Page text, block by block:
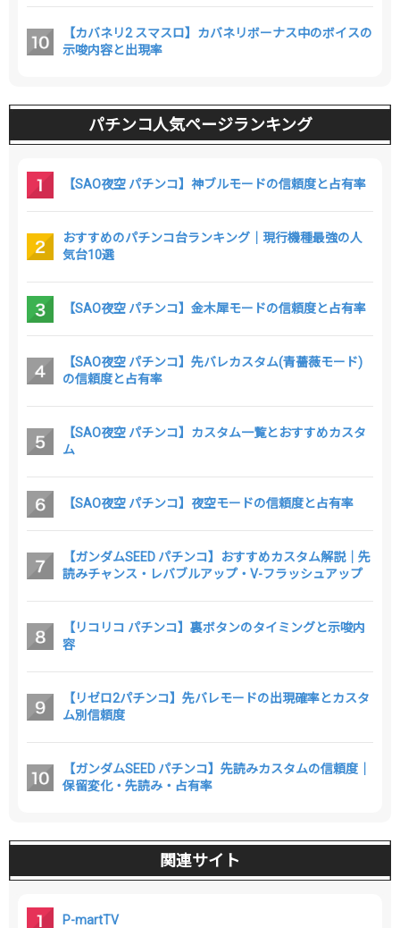
【カバネリ2 スマスロ】カバネリボーナス中のボイスの
示唆内容と出現率
パチンコ人気ページランキング
【SAO夜空 パチンコ】神ブルモードの信頼度と占有率
おすすめのパチンコ台ランキング｜現行機種最強の人
気台10選
【SAO夜空 パチンコ】金木犀モードの信頼度と占有率
【SAO夜空 パチンコ】先バレカスタム(青薔薇モード)
の信頼度と占有率
【SAO夜空 パチンコ】カスタム一覧とおすすめカスタ
ム
【SAO夜空 パチンコ】夜空モードの信頼度と占有率
【ガンダムSEED パチンコ】おすすめカスタム解説｜先
読みチャンス・レバブルアップ・V-フラッシュアップ
【リコリコ パチンコ】裏ボタンのタイミングと示唆内
容
【リゼロ2パチンコ】先バレモードの出現確率とカスタ
ム別信頼度
【ガンダムSEED パチンコ】先読みカスタムの信頼度｜
保留変化・先読み・占有率
関連サイト
P-martTV